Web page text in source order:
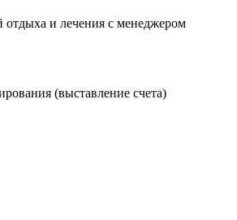
отдыха и лечения с менеджером
(выставление счета)